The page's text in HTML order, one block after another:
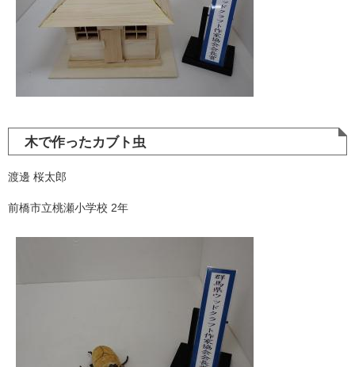
木で作ったカブト虫
渡邊 桜太郎
前橋市立桃瀬小学校 2年